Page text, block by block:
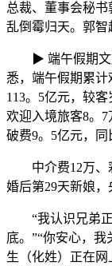
总裁、董事会秘书
乱倒霉归天。郭智
▶ 端午假期文旅
悉，端午假期累计
113。5亿元，较
欢迎入境旅客8。
破费9。5亿元，同
中介费12万、彩
婚后第29天新娘
“我认识兄弟正
底。”“你安心，
生（化姓）正在网